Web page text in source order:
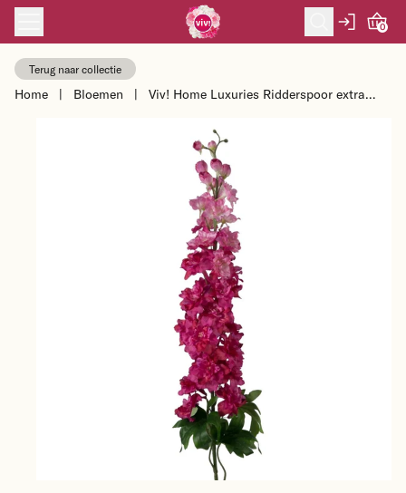
Skip to content
0
Terug naar collectie
Home | Bloemen |
Viv! Home Luxuries Ridderspoor extra